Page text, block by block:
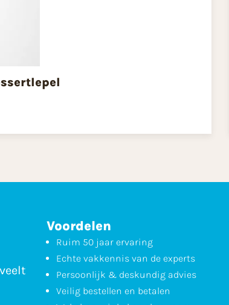
Voordelen
Ruim 50 jaar ervaring
Echte vakkennis van de experts
Persoonlijk & deskundig advies
Veilig bestellen en betalen